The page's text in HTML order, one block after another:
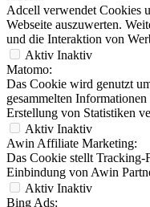
Aktiv Inaktiv
Awin Affiliate Marketing:
Das Cookie stellt Tracking-
Einbindung von Awin
Aktiv
Bing Ads:
Das Bing Ads Tracking
über die Aktivität von
für Werbeanzeigen zu nutzen.
Aktiv Inaktiv
Hotjar:
Hotjar Cookies dienen zur
Nutzer. Der Seitenbenutzer
mehrere Seitenaufrufe